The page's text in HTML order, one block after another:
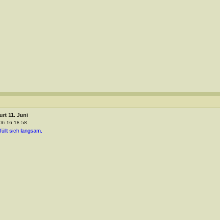
11. Juni
18:58
sich langsam.